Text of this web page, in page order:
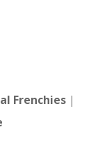
Frenchies|